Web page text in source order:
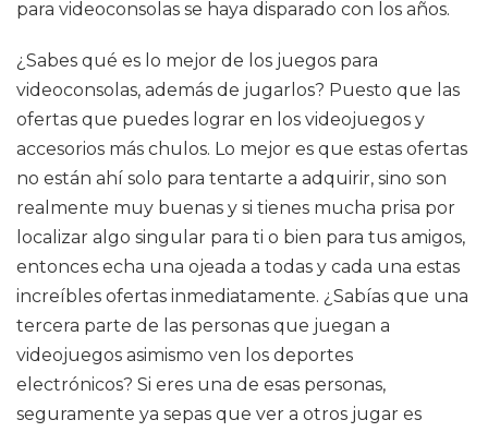
para videoconsolas se haya disparado con los años.
¿Sabes qué es lo mejor de los juegos para
videoconsolas, además de jugarlos? Puesto que las
ofertas que puedes lograr en los videojuegos y
accesorios más chulos. Lo mejor es que estas ofertas
no están ahí solo para tentarte a adquirir, sino son
realmente muy buenas y si tienes mucha prisa por
localizar algo singular para ti o bien para tus amigos,
entonces echa una ojeada a todas y cada una estas
increíbles ofertas inmediatamente. ¿Sabías que una
tercera parte de las personas que juegan a
videojuegos asimismo ven los deportes
electrónicos? Si eres una de esas personas,
seguramente ya sepas que ver a otros jugar es